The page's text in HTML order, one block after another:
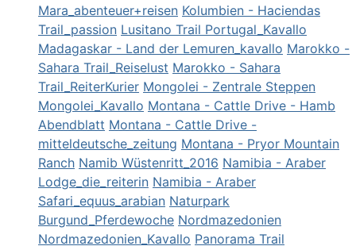
Mara_abenteuer+reisen Kolumbien - Haciendas
Trail_passion Lusitano Trail Portugal_Kavallo
Madagaskar - Land der Lemuren_kavallo Marokko -
Sahara Trail_Reiselust Marokko - Sahara
Trail_ReiterKurier Mongolei - Zentrale Steppen
Mongolei_Kavallo Montana - Cattle Drive - Hamb
Abendblatt Montana - Cattle Drive -
mitteldeutsche_zeitung Montana - Pryor Mountain
Ranch Namib Wüstenritt_2016 Namibia - Araber
Lodge_die_reiterin Namibia - Araber
Safari_equus_arabian Naturpark
Burgund_Pferdewoche Nordmazedonien
Nordmazedonien_Kavallo Panorama Trail